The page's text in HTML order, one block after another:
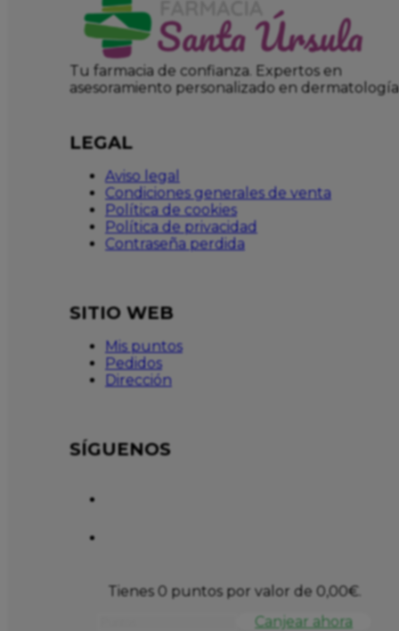
Tu farmacia de confianza. Expertos en
asesoramiento personalizado en dermatología
LEGAL
Aviso legal
Condiciones generales de venta
Política de cookies
Política de privacidad
Contraseña perdida
SITIO WEB
Mis puntos
Pedidos
Dirección
SÍGUENOS
Tienes 0 puntos por valor de 0,00€.
Canjear ahora